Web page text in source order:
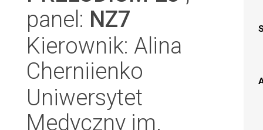
panel: NZ7
Kierownik: Alina
Cherniienko
Uniwersytet
Medyczny im.